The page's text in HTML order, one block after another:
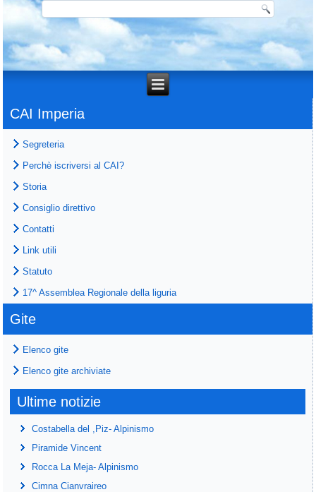
CAI Imperia
Segreteria
Perchè iscriversi al CAI?
Storia
Consiglio direttivo
Contatti
Link utili
Statuto
17^ Assemblea Regionale della liguria
Gite
Elenco gite
Elenco gite archiviate
Ultime notizie
Costabella del ,Piz- Alpinismo
Piramide Vincent
Rocca La Meja- Alpinismo
Cimna Cianvraireo